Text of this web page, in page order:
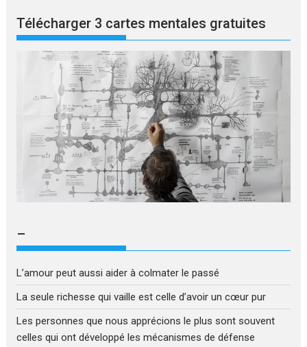
Télécharger 3 cartes mentales gratuites
–
L’amour peut aussi aider à colmater le passé
La seule richesse qui vaille est celle d’avoir un cœur pur
Les personnes que nous apprécions le plus sont souvent
celles qui ont développé les mécanismes de défense